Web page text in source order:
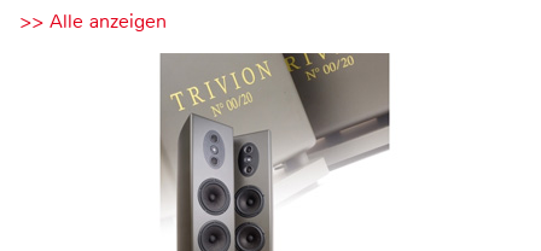
>> Alle anzeigen